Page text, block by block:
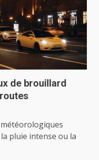
de brouillard
pluie intense ou la